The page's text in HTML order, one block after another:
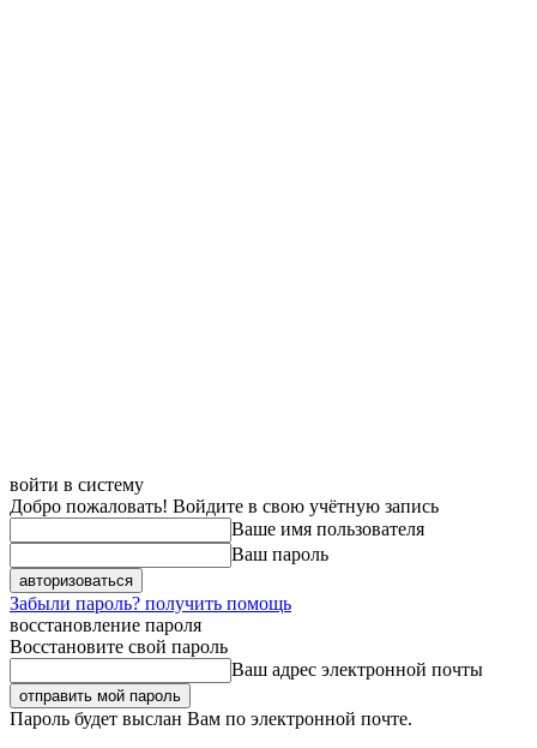
войти в систему
Добро пожаловать! Войдите в свою учётную запись
Ваше имя пользователя
Ваш пароль
Забыли пароль? получить помощь
восстановление пароля
Восстановите свой пароль
Ваш адрес электронной почты
Пароль будет выслан Вам по электронной почте.